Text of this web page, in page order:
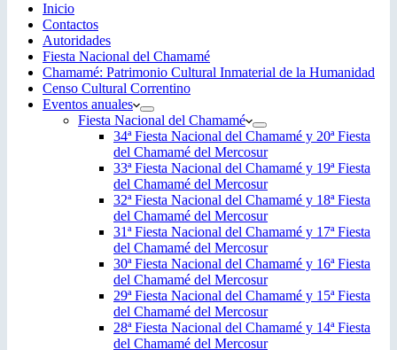
Inicio
Contactos
Autoridades
Fiesta Nacional del Chamamé
Chamamé: Patrimonio Cultural Inmaterial de la Humanidad
Censo Cultural Correntino
Eventos anuales
Fiesta Nacional del Chamamé
34ª Fiesta Nacional del Chamamé y 20ª Fiesta
del Chamamé del Mercosur
33ª Fiesta Nacional del Chamamé y 19ª Fiesta
del Chamamé del Mercosur
32ª Fiesta Nacional del Chamamé y 18ª Fiesta
del Chamamé del Mercosur
31ª Fiesta Nacional del Chamamé y 17ª Fiesta
del Chamamé del Mercosur
30ª Fiesta Nacional del Chamamé y 16ª Fiesta
del Chamamé del Mercosur
29ª Fiesta Nacional del Chamamé y 15ª Fiesta
del Chamamé del Mercosur
28ª Fiesta Nacional del Chamamé y 14ª Fiesta
del Chamamé del Mercosur